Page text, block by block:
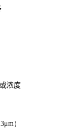
浓度
）